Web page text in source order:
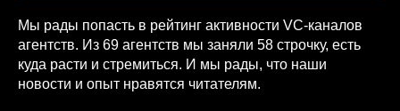
Мы рады попасть в рейтинг активности VC-каналов
агентств. Из 69 агентств мы заняли 58 строчку, есть
куда расти и стремиться. И мы рады, что наши
новости и опыт нравятся читателям.